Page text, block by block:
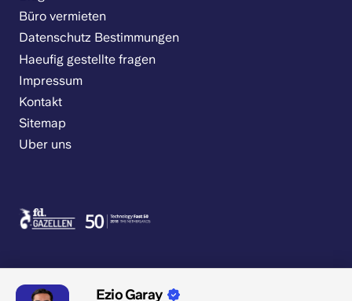
Ezio Garay
Büro vermieten
Datenschutz Bestimmungen
Haeufig gestellte fragen
Impressum
Kontakt
Sitemap
Uber uns